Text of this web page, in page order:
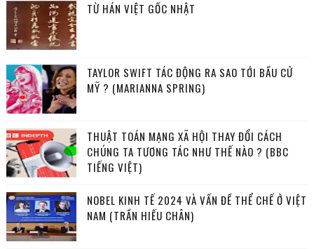
TỪ HÁN VIỆT GỐC NHẬT
TAYLOR SWIFT TÁC ĐỘNG RA SAO TỚI BẦU CỬ
MỸ ? (MARIANNA SPRING)
THUẬT TOÁN MẠNG XÃ HỘI THAY ĐỔI CÁCH
CHÚNG TA TƯƠNG TÁC NHƯ THẾ NÀO ? (BBC
TIẾNG VIỆT)
NOBEL KINH TẾ 2024 VÀ VẤN ĐỀ THỂ CHẾ Ở VIỆT
NAM (TRẦN HIẾU CHÂN)